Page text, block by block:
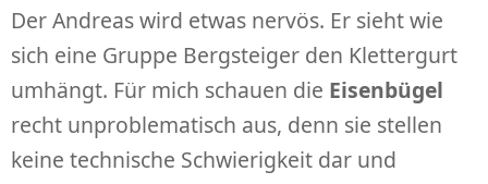
Der Andreas wird etwas nervös. Er sieht wie
sich eine Gruppe Bergsteiger den Klettergurt
umhängt. Für mich schauen die Eisenbügel
recht unproblematisch aus, denn sie stellen
keine technische Schwierigkeit dar und